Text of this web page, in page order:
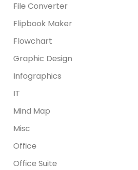
File Converter
Flipbook Maker
Flowchart
Graphic Design
Infographics
IT
Mind Map
Misc
Office
Office Suite